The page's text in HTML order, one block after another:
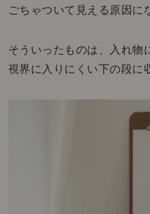
ごちゃついて見える原因に
そういったものは、入れ物
視界に入りにくい下の段